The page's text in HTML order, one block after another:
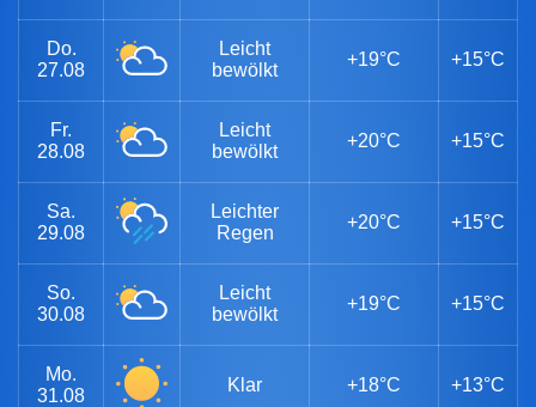
Do.
27.08
Leicht
bewölkt
+19°C +15°C
Fr.
28.08
Leicht
bewölkt
+20°C +15°C
Sa.
29.08
Leichter
Regen
+20°C +15°C
So.
30.08
Leicht
bewölkt
+19°C +15°C
Mo.
31.08
Klar +18°C +13°C